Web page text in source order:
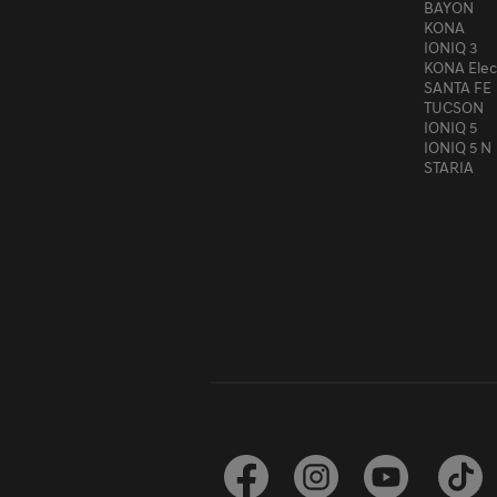
BAYON
KONA
IONIQ 3
KONA
SANTA FE
TUCSON
IONIQ 5
IONIQ 5 N
STARIA